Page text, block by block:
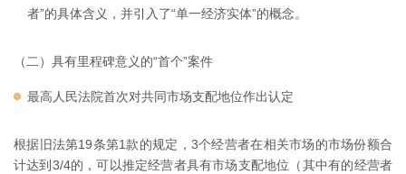
者”的具体含义，并引入了“单一经济实体”的概念。
（二）具有里程碑意义的“首个”案件
最高人民法院首次对共同市场支配地位作出认定
根据旧法第19条第1款的规定，3个经营者在相关市场的市场份额合
计达到3/4的，可以推定经营者具有市场支配地位（其中有的经营者